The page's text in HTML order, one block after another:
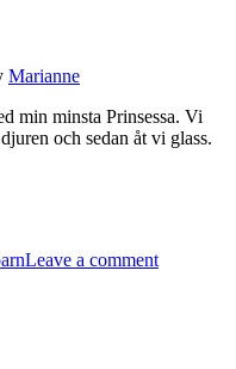
Marianne
min minsta Prinsessa. Vi
och sedan åt vi glass.
Leave a comment